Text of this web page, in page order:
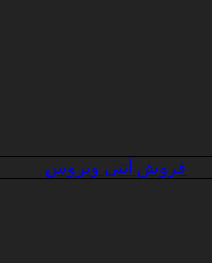
فروش آنتی ویروس